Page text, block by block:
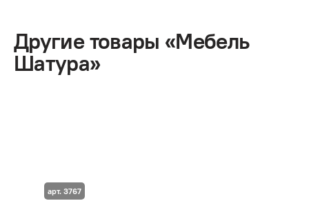
Другие товары «Мебель
Шатура»
арт. 3767